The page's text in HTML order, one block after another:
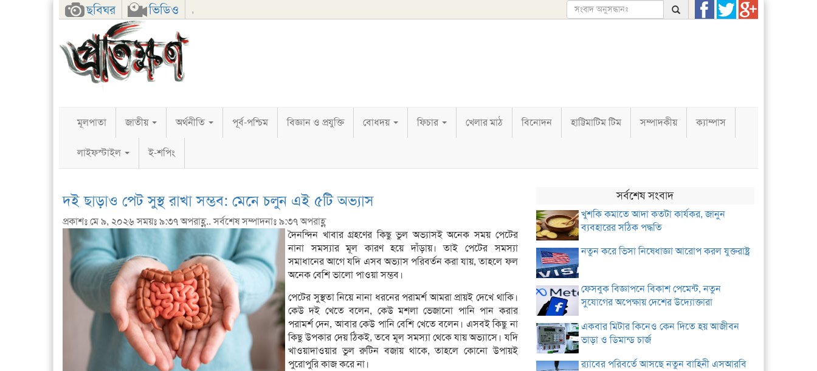
ছবিঘর ভিডিও ,
FacebookTwitterGoogle+
মূলপাতা জাতীয় অর্থনীতি পূর্ব-পশ্চিম বিজ্ঞান ও প্রযুক্তি বোধদয় ফিচার খেলার মাঠ বিনোদন হাট্টিমাটিম টিম সম্পাদকীয় ক্যাম্পাস
লাইফস্টাইল ই-শপিং
দই ছাড়াও পেট সুস্থ রাখা সম্ভব: মেনে চলুন এই ৫টি অভ্যাস
প্রকাশঃ মে ৯, ২০২৬ সময়ঃ ৯:৩৭ অপরাহ্ণ.. সর্বশেষ সম্পাদনাঃ ৯:৩৭ অপরাহ্ণ
দৈনন্দিন খাবার গ্রহণের কিছু ভুল অভ্যাসই অনেক সময় পেটের
নানা সমস্যার মূল কারণ হয়ে দাঁড়ায়। তাই পেটের সমস্যা
সমাধানের আগে যদি এসব অভ্যাস পরিবর্তন করা যায়, তাহলে ফল
অনেক বেশি ভালো পাওয়া সম্ভব।
পেটের সুস্থতা নিয়ে নানা ধরনের পরামর্শ আমরা প্রায়ই দেখে থাকি।
কেউ দই খেতে বলেন, কেউ মশলা ভেজানো পানি পান করার
পরামর্শ দেন, আবার কেউ পানি বেশি খেতে বলেন। এসবই কিছু না
কিছু উপকার দেয় ঠিকই, তবে মূল সমস্যা থেকে যায় অভ্যাসে। যদি
খাওয়াদাওয়ার ভুল রুটিন বজায় থাকে, তাহলে কোনো উপায়ই
পুরোপুরি কাজ করে না।
সর্বশেষ সংবাদ
খুশকি কমাতে আদা কতটা কার্যকর, জানুন
ব্যবহারের সঠিক পদ্ধতি
নতুন করে ভিসা নিষেধাজ্ঞা আরোপ করল যুক্তরাষ্ট্র
ফেসবুক বিজ্ঞাপনে বিকাশ পেমেন্ট, নতুন
সুযোগের অপেক্ষায় দেশের উদ্যোক্তারা
একবার মিটার কিনেও কেন দিতে হয় আজীবন
ভাড়া ও ডিমান্ড চার্জ
র‌্যাবের পরিবর্তে আসছে নতুন বাহিনী এসআরবি